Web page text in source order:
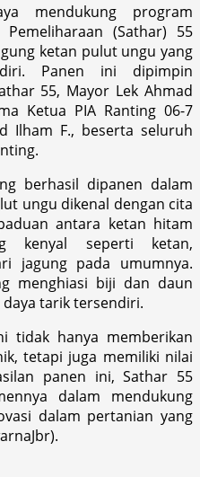
mendukung program
(Sathar) 55
ketan pulut ungu yang
Panen ini dipimpin
55, Mayor Lek Ahmad
Ketua PIA Ranting 06-7
Ilham F., beserta seluruh
berhasil dipanen dalam
ungu dikenal dengan cita
antara ketan hitam
kenyal seperti ketan,
jagung pada umumnya.
menghiasi biji dan daun
tarik tersendiri.
tidak hanya memberikan
tetapi juga memiliki nilai
panen ini, Sathar 55
dalam mendukung
dalam pertanian yang